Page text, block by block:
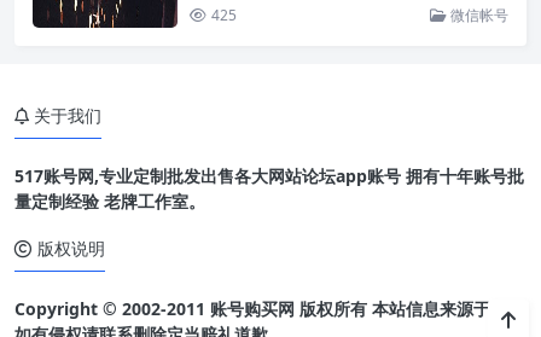
425 微信帐号
关于我们
517账号网,专业定制批发出售各大网站论坛app账号 拥有十年账号批
量定制经验 老牌工作室。
版权说明
Copyright © 2002-2011 账号购买网 版权所有 本站信息来源于网络